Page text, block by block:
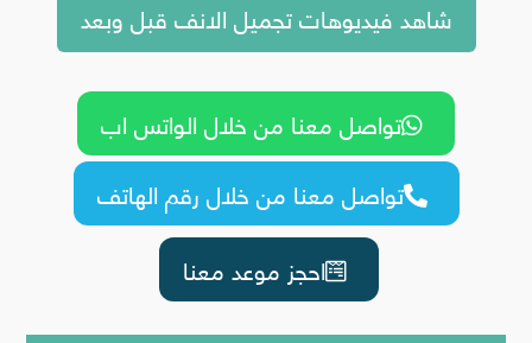
شاهد فيديوهات تجميل الانف قبل وبعد
تواصل معنا من خلال الواتس اب
تواصل معنا من خلال رقم الهاتف
احجز موعد معنا